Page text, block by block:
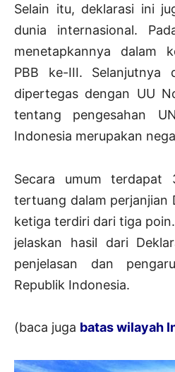
Selain itu, deklarasi ini
dunia internasional.
menetapkannya dalam
PBB ke-III. Selanjutnya
dipertegas dengan UU
tentang pengesahan
Indonesia merupakan
Secara umum
tertuang dalam perjanjian
ketiga terdiri dari tiga
jelaskan hasil dari
penjelasan dan
Republik Indonesia.
(baca juga batas wilayah